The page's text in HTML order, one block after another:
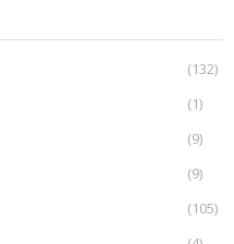
(132)
(1)
(9)
(9)
(105)